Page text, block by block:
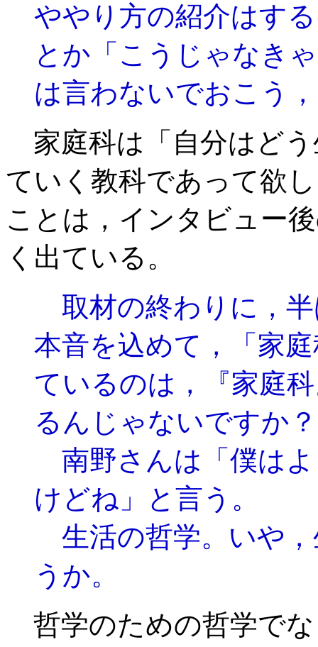
ややり方の紹介はす
とか「こうじゃなき
は言わないでおこう
家庭科は「自分はど
ていく教科であって欲
ことは，インタビュー
く出ている。
取材の終わりに，
本音を込めて，「家
ているのは，『家庭
るんじゃないですか
南野さんは「僕はよ
けどね」と言う。
生活の哲学。いや，
うか。
哲学のための哲学で